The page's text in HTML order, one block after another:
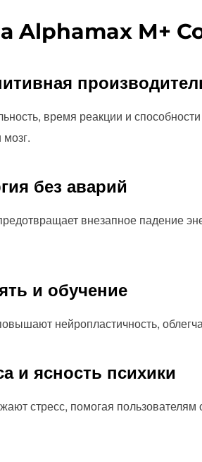
Alphamax M+
время реакции и
без аварий
внезапное падение
и обучение
нейропластичность,
и ясность психики
стресс, помогая